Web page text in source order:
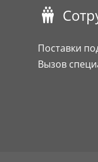
Поставки
Вызов